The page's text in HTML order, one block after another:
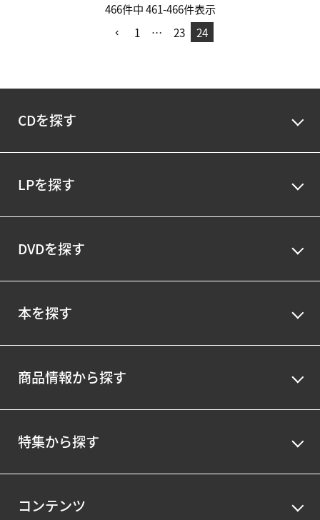
466件中461-466件表示
1
… 23 24
CDを探す
LPを探す
DVDを探す
本を探す
商品情報から探す
特集から探す
コンテンツ